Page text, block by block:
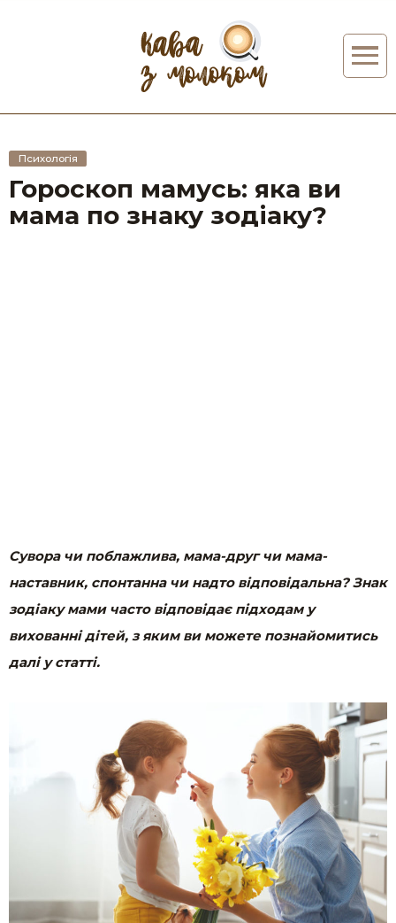
Психологія
Гороскоп мамусь: яка ви
мама по знаку зодіаку?
Сувора чи поблажлива, мама-друг чи мама-
наставник, спонтанна чи надто відповідальна? Знак
зодіаку мами часто відповідає підходам у
вихованні дітей, з яким ви можете познайомитись
далі у статті.